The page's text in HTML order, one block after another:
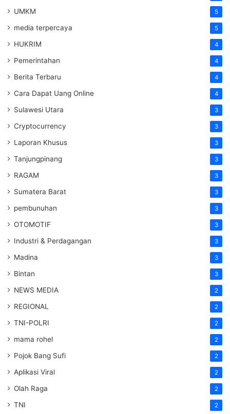
UMKM 5
media terpercaya 5
HUKRIM 4
Pemerintahan 4
Berita Terbaru 4
Cara Dapat Uang Online 4
Sulawesi Utara 3
Cryptocurrency 3
Laporan Khusus 3
Tanjungpinang 3
RAGAM 3
Sumatera Barat 3
pembunuhan 3
OTOMOTIF 3
Industri & Perdagangan 3
Madina 3
Bintan 3
NEWS MEDIA 2
REGIONAL 2
TNI-POLRI 2
mama rohel 2
Pojok Bang Sufi 2
Aplikasi Viral 2
Olah Raga 2
TNI 2